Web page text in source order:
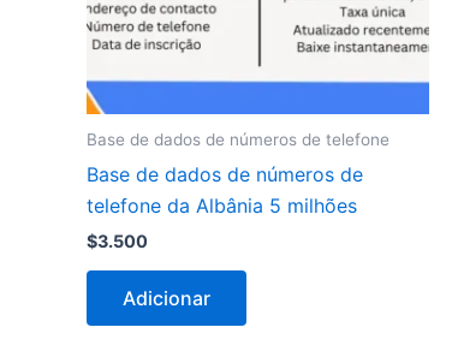
Base de dados de números de telefone
Base de dados de números de
telefone da Albânia 5 milhões
$3.500
Adicionar